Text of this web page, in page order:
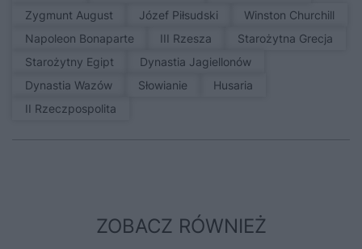
Zygmunt August
Józef Piłsudski
Winston Churchill
Napoleon Bonaparte
III Rzesza
Starożytna Grecja
Starożytny Egipt
Dynastia Jagiellonów
Dynastia Wazów
Słowianie
Husaria
II Rzeczpospolita
ZOBACZ RÓWNIEŻ